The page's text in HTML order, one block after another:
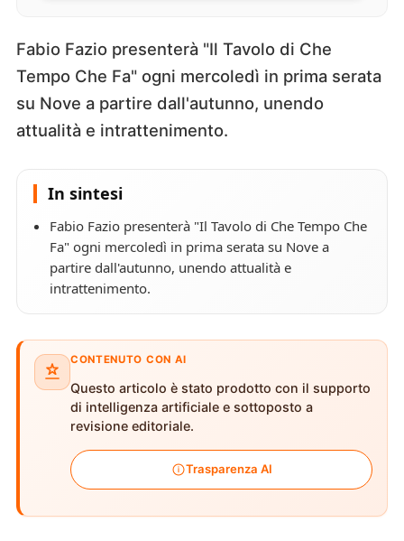
Fabio Fazio presenterà "Il Tavolo di Che
Tempo Che Fa" ogni mercoledì in prima serata
su Nove a partire dall'autunno, unendo
attualità e intrattenimento.
In sintesi
Fabio Fazio presenterà "Il Tavolo di Che Tempo Che
Fa" ogni mercoledì in prima serata su Nove a
partire dall'autunno, unendo attualità e
intrattenimento.
CONTENUTO CON AI
Questo articolo è stato prodotto con il supporto
di intelligenza artificiale e sottoposto a
revisione editoriale.
Trasparenza AI